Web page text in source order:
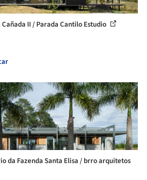
Cañada II / Parada Cantilo Estudio
da Fazenda Santa Elisa / brro arquitetos